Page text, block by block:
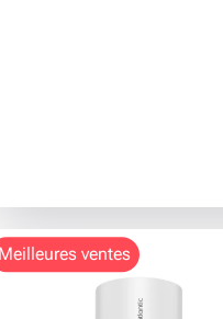
meilleures ventes